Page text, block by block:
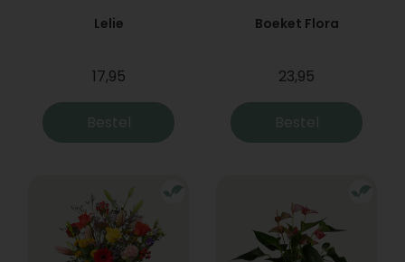
Lelie
17,95
Bestel
Boeket Flora
23,95
Bestel